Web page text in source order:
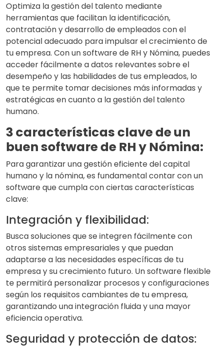
Optimiza la gestión del talento mediante
herramientas que facilitan la identificación,
contratación y desarrollo de empleados con el
potencial adecuado para impulsar el crecimiento de
tu empresa. Con un software de RH y Nómina, puedes
acceder fácilmente a datos relevantes sobre el
desempeño y las habilidades de tus empleados, lo
que te permite tomar decisiones más informadas y
estratégicas en cuanto a la gestión del talento
humano.
3 características clave de un
buen software de RH y Nómina:
Para garantizar una gestión eficiente del capital
humano y la nómina, es fundamental contar con un
software que cumpla con ciertas características
clave:
Integración y flexibilidad:
Busca soluciones que se integren fácilmente con
otros sistemas empresariales y que puedan
adaptarse a las necesidades específicas de tu
empresa y su crecimiento futuro. Un software flexible
te permitirá personalizar procesos y configuraciones
según los requisitos cambiantes de tu empresa,
garantizando una integración fluida y una mayor
eficiencia operativa.
Seguridad y protección de datos: